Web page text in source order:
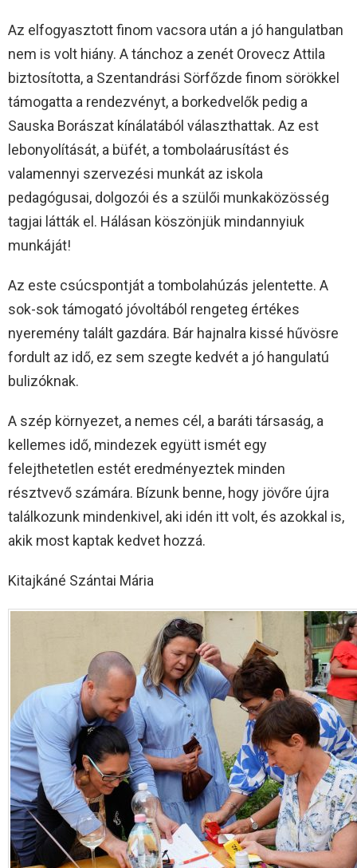
Az elfogyasztott finom vacsora után a jó hangulatban
nem is volt hiány. A tánchoz a zenét Orovecz Attila
biztosította, a Szentandrási Sörfőzde finom sörökkel
támogatta a rendezvényt, a borkedvelők pedig a
Sauska Borászat kínálatából választhattak. Az est
lebonyolítását, a büfét, a tombolaárusítást és
valamennyi szervezési munkát az iskola
pedagógusai, dolgozói és a szülői munkaközösség
tagjai látták el. Hálásan köszönjük mindannyiuk
munkáját!
Az este csúcspontját a tombolahúzás jelentette. A
sok-sok támogató jóvoltából rengeteg értékes
nyeremény talált gazdára. Bár hajnalra kissé hűvösre
fordult az idő, ez sem szegte kedvét a jó hangulatú
bulizóknak.
A szép környezet, a nemes cél, a baráti társaság, a
kellemes idő, mindezek együtt ismét egy
felejthetetlen estét eredményeztek minden
résztvevő számára. Bízunk benne, hogy jövőre újra
találkozunk mindenkivel, aki idén itt volt, és azokkal is,
akik most kaptak kedvet hozzá.
Kitajkáné Szántai Mária